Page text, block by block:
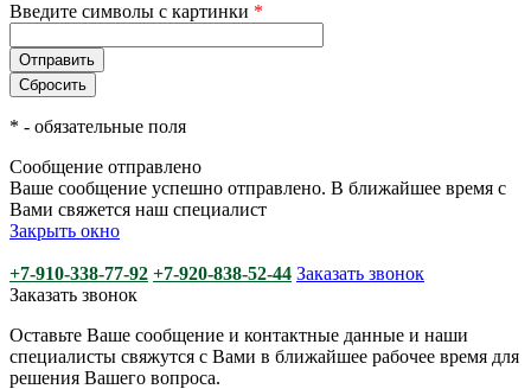
Введите символы с картинки *
* - обязательные поля
Сообщение отправлено
Ваше сообщение успешно отправлено. В ближайшее время с
Вами свяжется наш специалист
Закрыть окно
+7-910-338-77-92 +7-920-838-52-44 Заказать звонок
Заказать звонок
Оставьте Ваше сообщение и контактные данные и наши
специалисты свяжутся с Вами в ближайшее рабочее время для
решения Вашего вопроса.